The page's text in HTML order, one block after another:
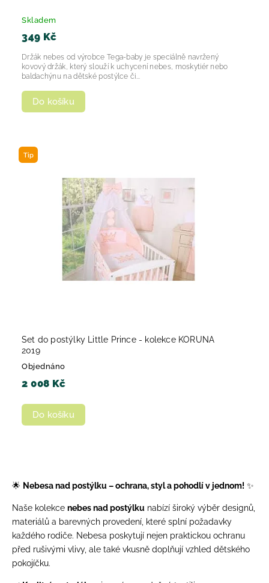
Skladem
349 Kč
Do košíku
Držák nebes od výrobce Tega-baby je speciálně navržený
kovový držák, který slouží k uchycení nebes, moskytiér nebo
baldachýnu na dětské postýlce či...
Tip
Set do postýlky Little Prince - kolekce KORUNA
2019
Objednáno
2 008 Kč
Do košíku
🌟 Nebesa nad postýlku – ochrana, styl a pohodlí v jednom! ✨
Naše kolekce nebes nad postýlku nabízí široký výběr designů,
materiálů a barevných provedení, které splní požadavky
každého rodiče. Nebesa poskytují nejen praktickou ochranu
před rušivými vlivy, ale také vkusně doplňují vzhled dětského
pokojíčku.